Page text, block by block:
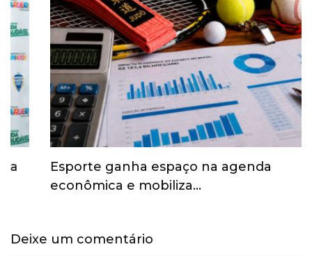
Esporte ganha espaço na agenda
econômica e mobiliza…
Deixe um comentário